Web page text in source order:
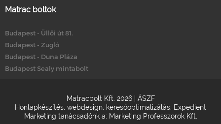
Matrac boltok
Budapest - Üllői út 81.
Budapest - Zugló
Budapest - Duna Pláza
Budapest Sealy mintabolt
Matracbolt Kft. 2026 | ÁSZF
Honlapkészítés webdesign keresőoptimalizálás: Expedient
Marketing tanácsadónk a: Marketing Professzorok Kft.